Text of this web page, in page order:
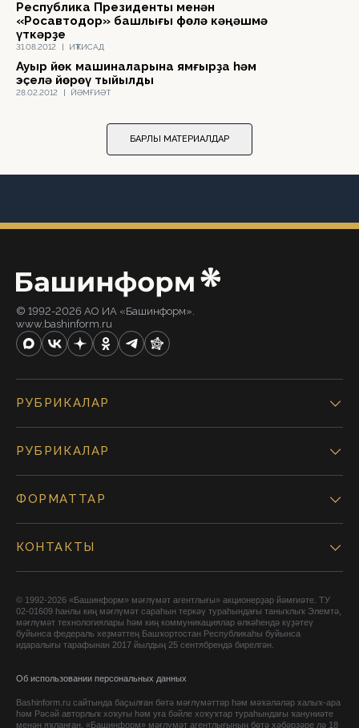
31.08.2012 | ИҠТИСАД
Республика Президенты менән
«Росавтодор» башлығы Өфөлә кәңәшмә
үткәрҙе
28.02.2012 | ЙӘМҒИӘТ
Ауыр йөк машиналарына ямғырҙа һәм
эҫелә йөрөү тыйылды
БАРЛЫҠ МАТЕРИАЛДАР
© 1992-2026 АО ИА «Башинформ».
www.bashinform.ru
РУБРИКАЛАР
РУБРИКАЛАР
ФОРМАТТАР
КОНТАКТЫ
© 1992-2026 «Башинформ» мәғлүмәт агентлығы» акционерҙар йәмғиәте. ТУ
02-01609 һанлы киң мәғлүмәт сараһын теркәү тураһындағы таныҡлыҡ Элемтә,
мәғлүмәт технологиялары һәм киң коммуникациялар өлкәһендә күҙәтеү
буйынса федераль хеҙмәттең Башҡортостан Республикаһы буйынса
идаралығы тарафынан 2017 йылдың 25 сентябрендә бирелгән.
Об использовании персональных данных
Bashinform.ru сайтында баҫылған бөтә мәғлүмәттәр һәм мәҡәләләр халыҡ-ара
һәм Рәсәй авторлыҡ хоҡуғы һәм уға бәйле хоҡуҡтар тураһындағы ҡануниәте
менән яҡланған. «Башинформ» мәғлүмәт агентлығының бөтә хәбәрҙәре лә 18